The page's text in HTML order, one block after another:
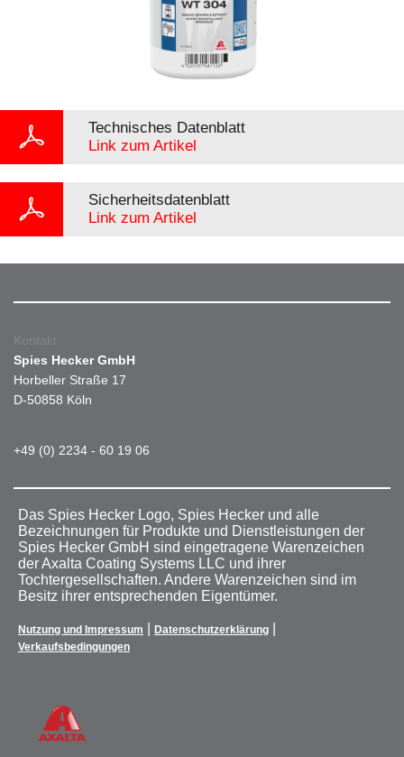
Technisches Datenblatt
Link zum Artikel
Sicherheitsdatenblatt
Link zum Artikel
Kontakt
Spies Hecker GmbH
Horbeller Straße 17
D-50858 Köln
+49 (0) 2234 - 60 19 06
Das Spies Hecker Logo, Spies Hecker und alle
Bezeichnungen für Produkte und Dienstleistungen der
Spies Hecker GmbH sind eingetragene Warenzeichen
der Axalta Coating Systems LLC und ihrer
Tochtergesellschaften. Andere Warenzeichen sind im
Besitz ihrer entsprechenden Eigentümer.
Nutzung und Impressum Datenschutzerklärung
Verkaufsbedingungen